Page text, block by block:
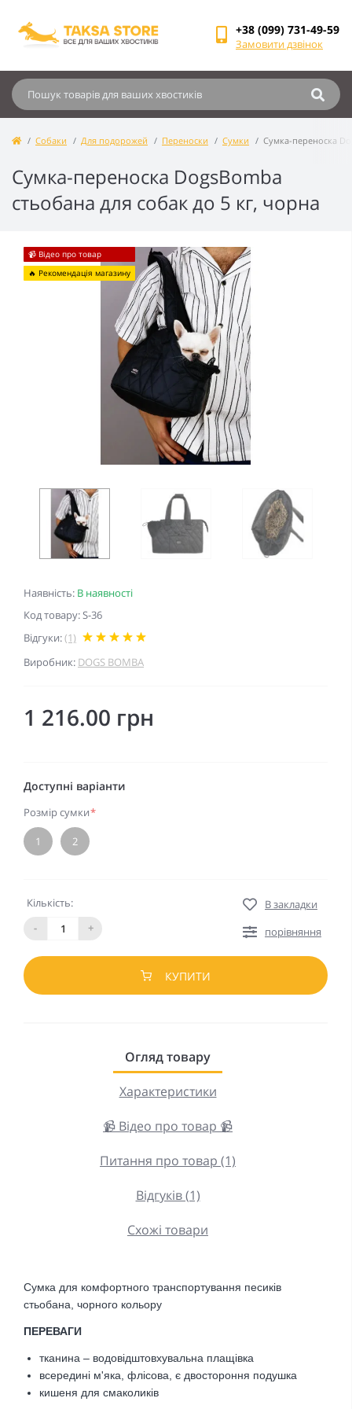
+38 (099) 731-49-59
Замовити дзвінок
Собаки Для подорожей Переноски Сумки Сумка-переноска
Сумка-переноска DogsBomba
стьобана для собак до 5 кг, чорна
Наявність: В наявності
Код товару: S-36
Відгуки:(1)
Виробник: DOGS BOMBA
📹 Відео про товар
🔥 Рекомендація магазину
1 216.00 грн
Доступні варіанти
Розмір сумки*
1 2
Кількість:
-
+
В закладки
порівняння
КУПИТИ
Огляд товару
Характеристики
📹 Відео про товар 📹
Питання про товар (1)
Відгуків (1)
Схожі товари
Сумка для комфортного транспортування песиків
стьобана, чорного кольору
ПЕРЕВАГИ
тканина – водовідштовхувальна плащівка
всередині м'яка, флісова, є двостороння подушка
кишеня для смаколиків